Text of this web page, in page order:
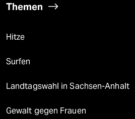
Themen
Hitze
Surfen
Landtagswahl in Sachsen-Anhalt
Gewalt gegen Frauen